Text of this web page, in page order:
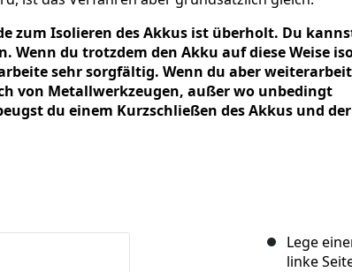
zum Isolieren des Akkus ist überholt. Du
du trotzdem den Akku auf diese Weise
sehr sorgfältig. Wenn du aber
von Metallwerkzeugen, außer wo unbedingt
du einem Kurzschließen des Akkus und der
Lege
linke